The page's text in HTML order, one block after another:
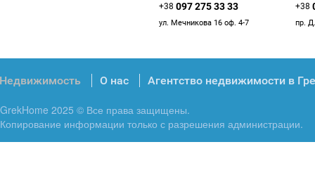
+38 097 275 33 33 +38
ул. Мечникова 16 оф. 4-7 пр.
Недвижимость О нас Агентство недвижимости в
GrekHome 2025 © Все права защищены.
Копирование информации только с разрешения администрации.